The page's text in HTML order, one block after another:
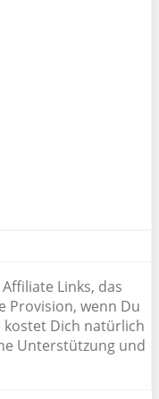
Links, das
Provision, wenn Du
kostet Dich natürlich
Unterstützung und